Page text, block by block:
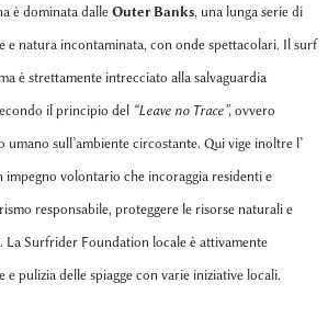
è dominata dalle Outer Banks, una lunga serie di
e natura incontaminata, con onde spettacolari. Il surf
è strettamente intrecciato alla salvaguardia
il principio del “Leave no Trace”, ovvero
sull’ambiente circostante. Qui vige inoltre l’
impegno volontario che incoraggia residenti e
responsabile, proteggere le risorse naturali e
La Surfrider Foundation locale è attivamente
e pulizia delle spiagge con varie iniziative locali.